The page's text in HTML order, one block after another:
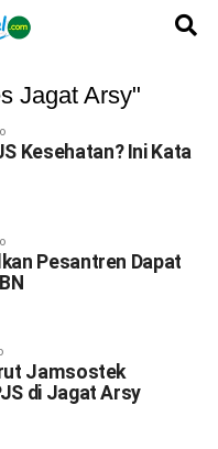
Jagat Arsy"
Kesehatan? Ini Kata
Pesantren Dapat
Jamsostek
di Jagat Arsy